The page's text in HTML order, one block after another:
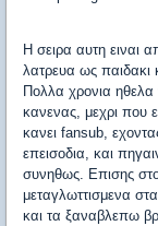
Η σειρα αυτη ειναι
λατρευα ως παιδακι
Πολλα χρονια
κανενας, μεχρι που
κανει fansub,
επεισοδια, και
συνηθως. Επισης
μεταγλωττισμενα
και τα ξαναβλεπω